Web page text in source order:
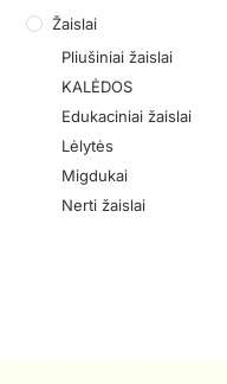
Žaislai
Pliušiniai žaislai
KALĖDOS
Edukaciniai žaislai
Lėlytės
Migdukai
Nerti žaislai